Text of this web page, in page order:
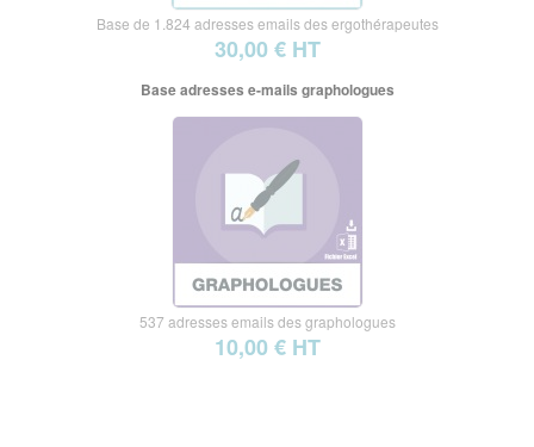
Base de 1.824 adresses emails des ergothérapeutes
30,00 € HT
Base adresses e-mails graphologues
537 adresses emails des graphologues
10,00 € HT